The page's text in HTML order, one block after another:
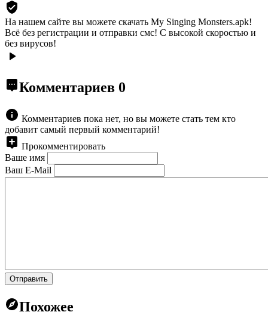
На нашем сайте вы можете скачать My Singing Monsters.apk!
Всё без регистрации и отправки смс! С высокой скоростью и
без вирусов!
Комментариев 0
Комментариев пока нет, но вы можете стать тем кто
добавит самый первый комментарий!
Прокомментировать
Ваше имя
Ваш E-Mail
Отправить
Похожее